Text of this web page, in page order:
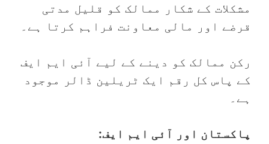
مشکلات کے شکار ممالک کو قلیل مدتی
قرضے اور مالی معاونت فراہم کرتا ہے۔
رکن ممالک کو دینے کے لیے آئی ایم ایف
کے پاس کل رقم ایک ٹریلین ڈالر موجود
ہے۔
پاکستان اور آئی ایم ایف: